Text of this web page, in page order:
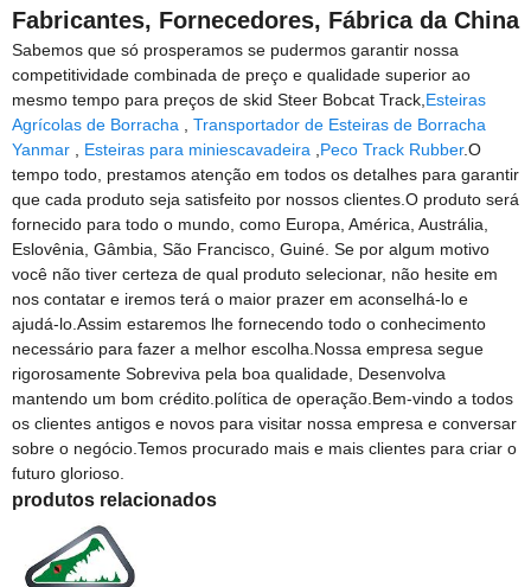
Fabricantes, Fornecedores, Fábrica da China
Sabemos que só prosperamos se pudermos garantir nossa
competitividade combinada de preço e qualidade superior ao
mesmo tempo para preços de skid Steer Bobcat Track, Esteiras
Agrícolas de Borracha
Transportador de Esteiras de Borracha
Yanmar
Esteiras para miniescavadeira Peco Track Rubber.O
tempo todo, prestamos atenção em todos os detalhes para garantir
que cada produto seja satisfeito por nossos clientes.O produto será
fornecido para todo o mundo, como Europa, América, Austrália,
Eslovênia, Gâmbia, São Francisco, Guiné. Se por algum motivo
você não tiver certeza de qual produto selecionar, não hesite em
nos contatar e iremos terá o maior prazer em aconselhá-lo e
ajudá-lo.Assim estaremos lhe fornecendo todo o conhecimento
necessário para fazer a melhor escolha.Nossa empresa segue
rigorosamente Sobreviva pela boa qualidade, Desenvolva
mantendo um bom crédito.política de operação.Bem-vindo a todos
os clientes antigos e novos para visitar nossa empresa e conversar
sobre o negócio.Temos procurado mais e mais clientes para criar o
futuro glorioso.
produtos relacionados